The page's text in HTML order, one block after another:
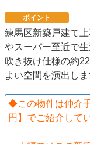
ポイント
練馬区新築戸建て
やスーパー至近で
吹き抜け仕様の約
よい空間を演出し
◆この物件は仲介
円】でご紹介して